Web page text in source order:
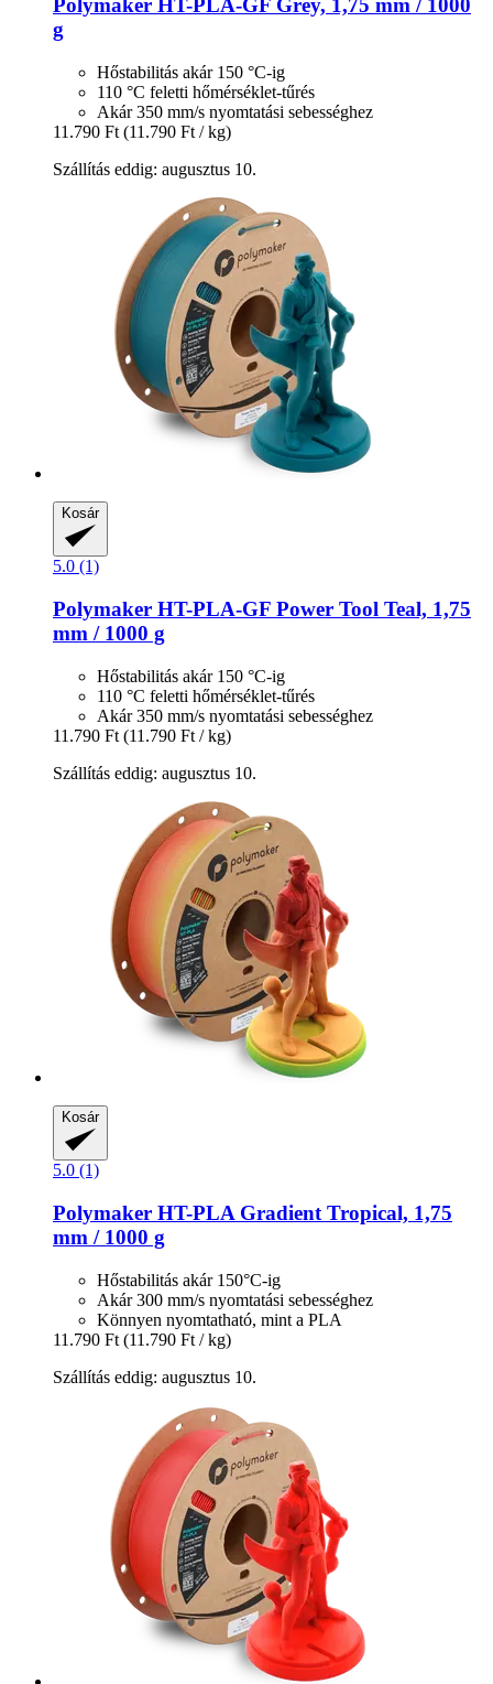
Polymaker HT-​PLA-​GF Grey, 1,75 mm / 1000
g
Hőstabilitás akár 150 °C-ig
110 °C feletti hőmérséklet-tűrés
Akár 350 mm/s nyomtatási sebességhez
11.790 Ft (11.790 Ft / kg)
Szállítás eddig: augusztus 10.
Kosár
5.0 (1)
Polymaker HT-​PLA-​GF Power Tool Teal, 1,75
mm / 1000 g
Hőstabilitás akár 150 °C-ig
110 °C feletti hőmérséklet-tűrés
Akár 350 mm/s nyomtatási sebességhez
11.790 Ft (11.790 Ft / kg)
Szállítás eddig: augusztus 10.
Kosár
5.0 (1)
Polymaker HT-​PLA Gradient Tropical, 1,75
mm / 1000 g
Hőstabilitás akár 150°C-ig
Akár 300 mm/s nyomtatási sebességhez
Könnyen nyomtatható, mint a PLA
11.790 Ft (11.790 Ft / kg)
Szállítás eddig: augusztus 10.